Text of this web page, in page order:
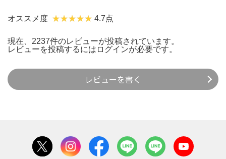
オススメ度 4.7点
現在、2237件のレビューが投稿されています。
レビューを投稿するには ログインが必要です。
レビューを書く